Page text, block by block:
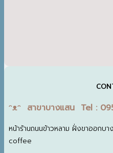
ᵔᴥᵔ สาขาบางแสน Tel :
หน้าร้านถนนข้าวหลาม ฝั่งขาออกบ
coffee